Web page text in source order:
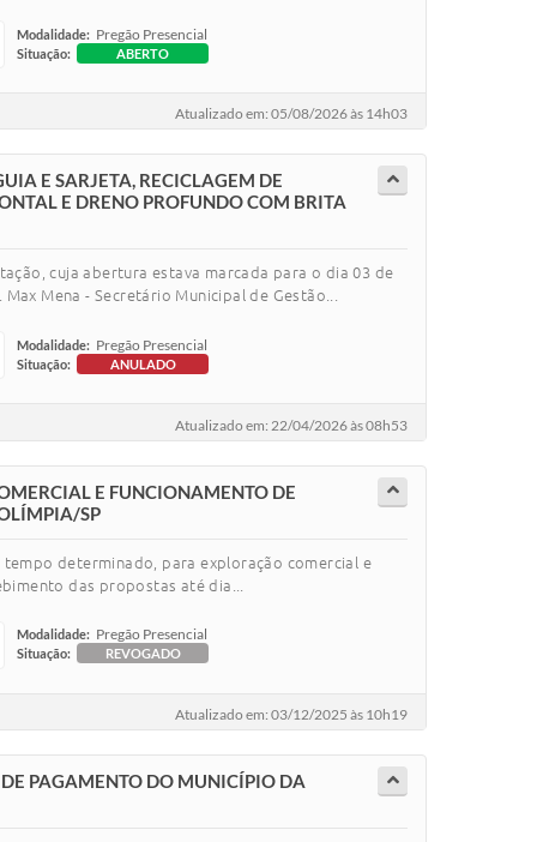
Modalidade: Pregão Presencial
Situação: ABERTO
Atualizado em: 05/08/2026 às 14h03
E SARJETA, RECICLAGEM DE
E DRENO PROFUNDO COM BRITA
cuja abertura estava marcada para o dia 03 de
Mena - Secretário Municipal de Gestão...
Modalidade: Pregão Presencial
Situação: ANULADO
Atualizado em: 22/04/2026 às 08h53
E FUNCIONAMENTO DE
SP
tempo determinado, para exploração comercial e
das propostas até dia...
Modalidade: Pregão Presencial
Situação: REVOGADO
Atualizado em: 03/12/2025 às 10h19
PAGAMENTO DO MUNICÍPIO DA